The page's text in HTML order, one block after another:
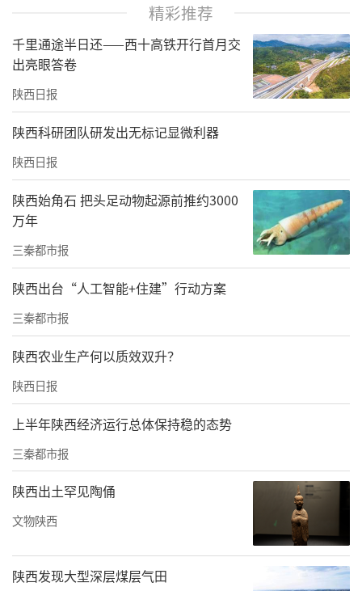
发车前的西安东站站台，欢笑声与快门声此起
彼伏，旅客们举着车票在首发列车前合影留
念，共同见证这一历史性时刻。“能成为首发
游客，亲眼见证两地高铁直达的里程碑时刻，
既激动又荣幸！”游客陈先生的话语，道出了
众多首发旅客的心声。
列车一路向南疾驰，桥梁与隧道轮番映入眼
帘，在桥隧比超90%的线路上，列车行驶平稳
舒适，车厢内更是惊喜不断：精彩的文艺表演
轮番上演，让旅客在旅途中提前感受秦楚文化
的交融碰撞；5G信号全程满格，即便在隧道群
中也能顺畅刷视频、分享旅途动态，摄影爱好
精彩推荐
千里通途半日还——西十高铁开行首月交
出亮眼答卷
陕西日报
陕西科研团队研发出无标记显微利器
陕西日报
陕西始角石 把头足动物起源前推约3000
万年
三秦都市报
陕西出台“人工智能+住建”行动方案
三秦都市报
陕西农业生产何以质效双升？
陕西日报
上半年陕西经济运行总体保持稳的态势
三秦都市报
陕西出土罕见陶俑
文物陕西
陕西发现大型深层煤层气田